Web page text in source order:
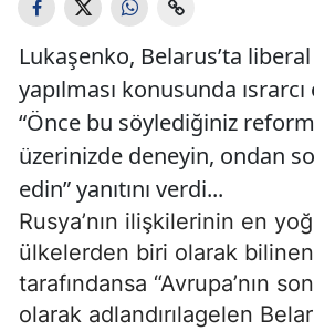
Lukaşenko, Belarus’ta
yapılması konusunda
“Önce bu söylediğiniz
üzerinizde deneyin, ondan
edin” yanıtını verdi...
Rusya’nın ilişkilerinin en
ülkelerden biri olarak
tarafındansa “Avrupa’nın
olarak adlandırılagelen